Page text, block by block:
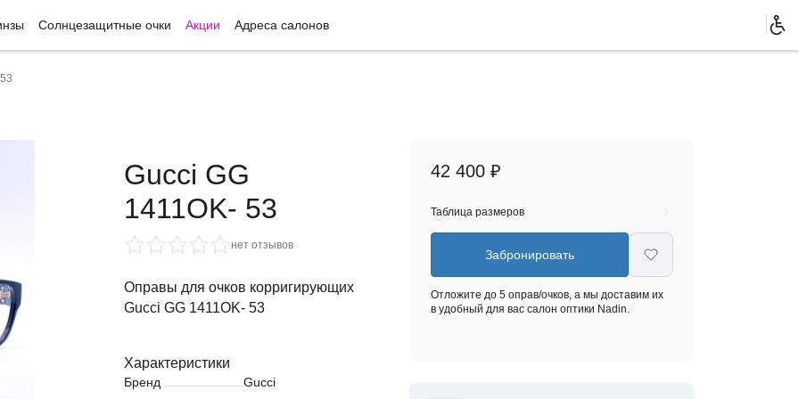
Солнцезащитные очки Акции Адреса салонов
Gucci GG
1411OK- 53
нет отзывов
Оправы для очков корригирующих
Gucci GG 1411OK- 53
Характеристики
Бренд Gucci
42 400 ₽
Таблица размеров
Забронировать
Отложите до 5 оправ/очков, а мы доставим их
в удобный для вас салон оптики Nadin.